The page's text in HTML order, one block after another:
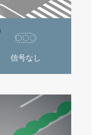
信号なし